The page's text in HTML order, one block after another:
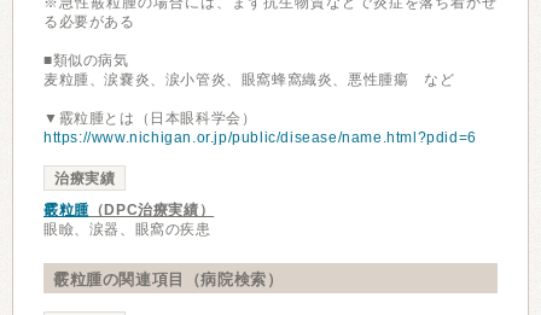
る必要がある
■類似の病気
麦粒腫、涙嚢炎、涙小管炎、眼窩蜂窩織炎、悪性腫瘍 など
▼霰粒腫とは（日本眼科学会）
https://www.nichigan.or.jp/public/disease/name.html?pdid=6
治療実績
霰粒腫（DPC治療実績）
眼瞼、涙器、眼窩の疾患
霰粒腫の関連項目（病院検索）